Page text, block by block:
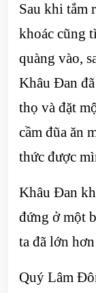
Sau khi tắm
khoác cũng
quàng vào,
Khâu Đan
thọ và đặt
cầm đũa ăn
thức được
Khâu Đan
đứng ở một
ta đã lớn
Quý Lâm